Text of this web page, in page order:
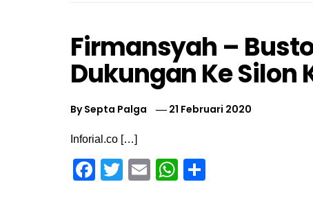
Firmansyah –
Dukungan Ke Silon
BySepta Palga 21 Februari 2020
Inforial.co […]
Facebook
TwitterEmailWhatsApp